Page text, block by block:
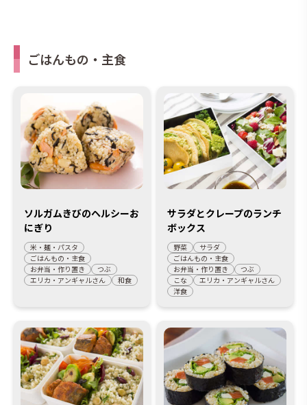
ごはんもの・主食
ソルガムきびのヘルシーお
にぎり
米・麺・パスタ
ごはんもの・主食
お弁当・作り置き
つぶ
エリカ・アンギャルさん
和食
サラダとクレープのランチ
ボックス
野菜
サラダ
ごはんもの・主食
お弁当・作り置き
つぶ
こな
エリカ・アンギャルさん
洋食